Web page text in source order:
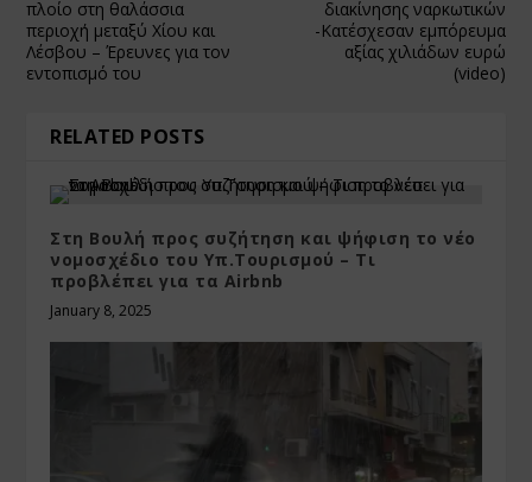
πλοίο στη θαλάσσια
περιοχή μεταξύ Χίου και
Λέσβου – Έρευνες για τον
εντοπισμό του
διακίνησης ναρκωτικών
-Κατέσχεσαν εμπόρευμα
αξίας χιλιάδων ευρώ
(video)
RELATED POSTS
Στη Βουλή προς συζήτηση και ψήφιση το νέο
νομοσχέδιο του Yπ.Τουρισμού – Τι
προβλέπει για τα Αirbnb
January 8, 2025